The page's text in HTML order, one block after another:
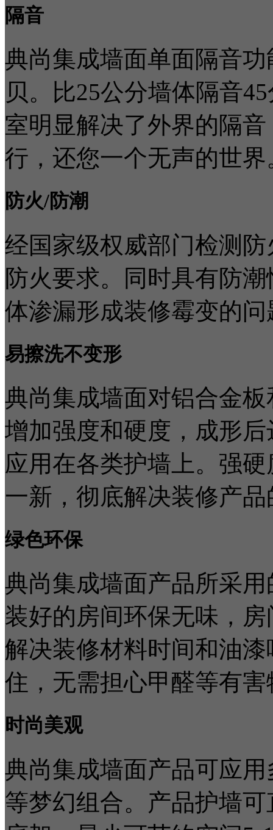
隔音
典尚集成墙面单面隔音
贝。比25公分墙体隔音
室明显解决了外界的隔
行，还您一个无声的世界
防火/防潮
经国家级权威部门检测
防火要求。同时具有防
体渗漏形成装修霉变的问
易擦洗不变形
典尚集成墙面对铝合金
增加强度和硬度，成形
应用在各类护墙上。强
一新，彻底解决装修产
绿色环保
典尚集成墙面产品所采
装好的房间环保无味，
解决装修材料时间和油
住，无需担心甲醛等有
时尚美观
典尚集成墙面产品可应
等梦幻组合。产品护墙